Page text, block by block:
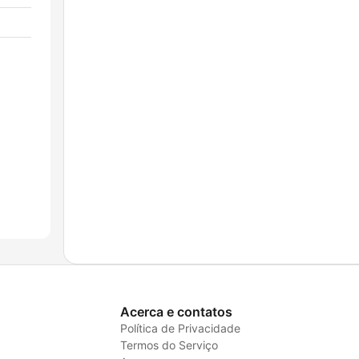
Acerca e contatos
Política de Privacidade
Termos do Serviço